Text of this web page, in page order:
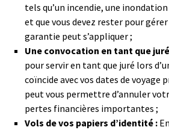
tels qu’un incendie, une
et que vous devez rester pour
garantie peut s’appliquer ;
Une convocation en tant que
pour servir en tant que juré lors
coïncide avec vos dates de voyage
peut vous permettre d’annuler
pertes financières importantes ;
Vols de vos papiers d’identité :